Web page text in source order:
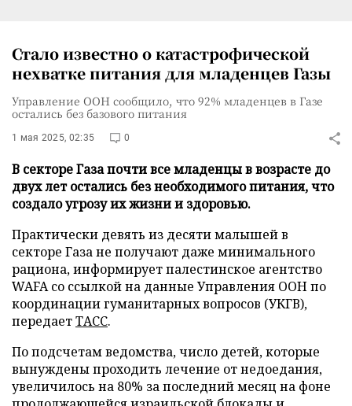
Стало известно о катастрофической
нехватке питания для младенцев Газы
Управление ООН сообщило, что 92% младенцев в Газе
остались без базового питания
1 мая 2025, 02:35 0
В секторе Газа почти все младенцы в возрасте до
двух лет остались без необходимого питания, что
создало угрозу их жизни и здоровью.
Практически девять из десяти малышей в
секторе Газа не получают даже минимального
рациона, информирует палестинское агентство
WAFA со ссылкой на данные Управления ООН по
координации гуманитарных вопросов (УКГВ),
передаетТАСС.
По подсчетам ведомства, число детей, которые
вынуждены проходить лечение от недоедания,
увеличилось на 80% за последний месяц на фоне